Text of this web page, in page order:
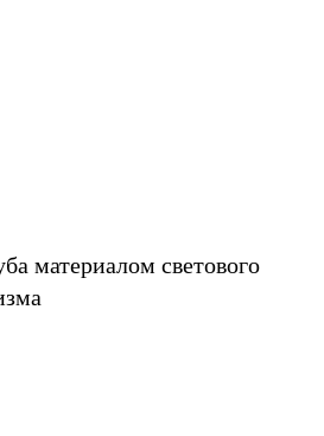
материалом светового